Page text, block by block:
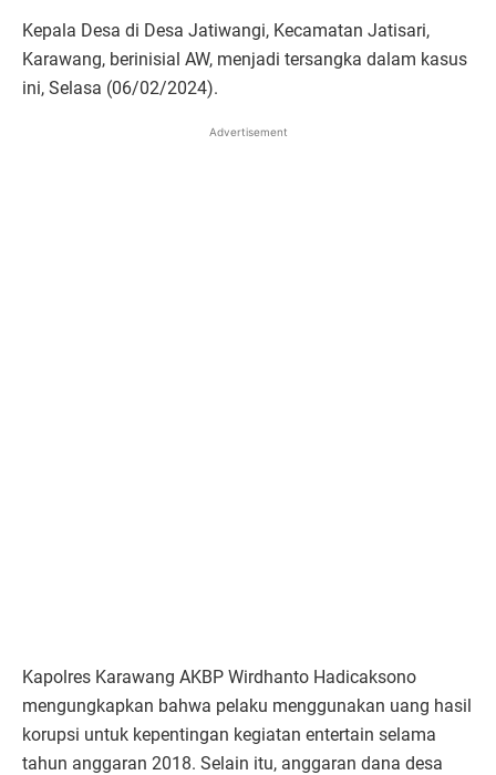
Kepala Desa di Desa Jatiwangi, Kecamatan Jatisari,
Karawang, berinisial AW, menjadi tersangka dalam kasus
ini, Selasa (06/02/2024).
Advertisement
Kapolres Karawang AKBP Wirdhanto Hadicaksono
mengungkapkan bahwa pelaku menggunakan uang hasil
korupsi untuk kepentingan kegiatan entertain selama
tahun anggaran 2018. Selain itu, anggaran dana desa